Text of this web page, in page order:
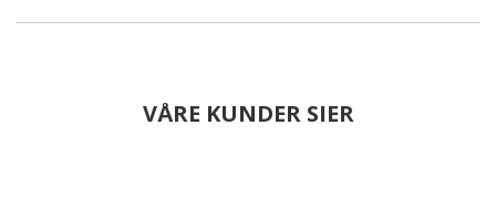
VÅRE KUNDER SIER